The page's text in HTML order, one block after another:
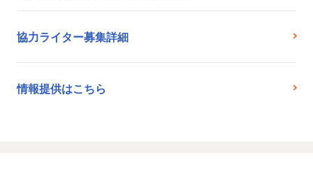
協力ライター募集詳細
情報提供はこちら